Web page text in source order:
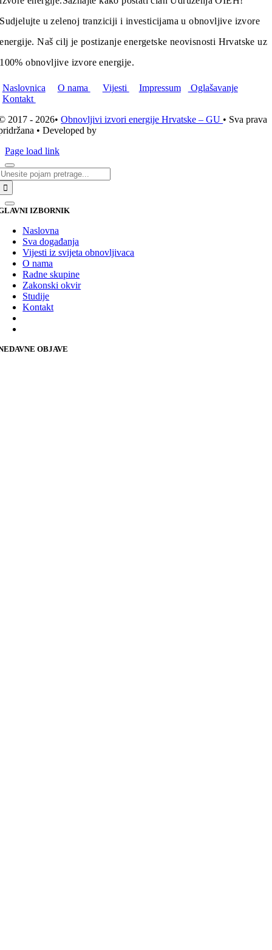
Sudjelujte u zelenoj tranziciji i investicijama u obnovljive izvore
energije. Naš cilj je postizanje energetske neovisnosti Hrvatske uz
100% obnovljive izvore energije.
Naslovnica O nama Vijesti Impressum
Oglašavanje
Kontakt
2017 - 2026•Obnovljivi izvori energije Hrvatske – GU • Sva prava
• Developed by
Page load link
IZBORNIK
Naslovna
Sva događanja
Vijesti iz svijeta obnovljivaca
O nama
Radne skupine
Zakonski okvir
Studije
Kontakt
OBJAVE